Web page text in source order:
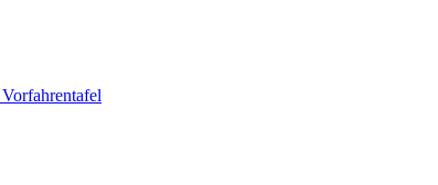
Vorfahrentafel